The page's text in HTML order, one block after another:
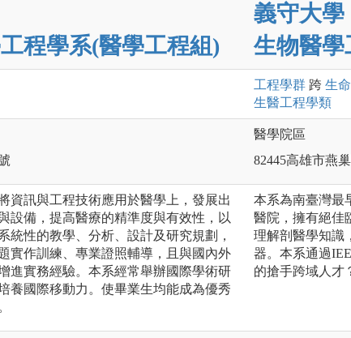
程學系(醫學工程組)
義守大學
生物醫學
工程學群 跨 生
生醫工程學類
醫學院區
82445高雄市燕
資訊與工程技術應用於醫學上，發展出
設備，提高醫療的精準度與有效性，以
統性的教學、分析、設計及研究規劃，
實作訓練、專業證照輔導，且與國內外
進實務經驗。本系經常舉辦國際學術研
養國際移動力。使畢業生均能成為優秀
本系為南臺灣最
醫院，擁有絕佳
理解剖醫學知識
器。本系通過
的搶手跨域人才